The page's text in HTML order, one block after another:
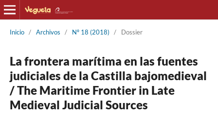
Inicio / Archivos / Nº 18 (2018) / Dossier
La frontera marítima en las fuentes
judiciales de la Castilla bajomedieval
/ The Maritime Frontier in Late
Medieval Judicial Sources